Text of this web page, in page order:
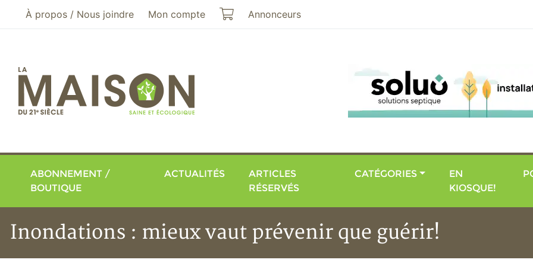
Aller au menu principal
Aller au contenu principal
À propos / Nous joindre Mon compte Mon panier
Annonceurs
ABONNEMENT /
BOUTIQUE
ACTUALITÉS
ARTICLES
RÉSERVÉS
CATÉGORIES
EN
KIOSQUE!
Inondations : mieux vaut prévenir que guérir!